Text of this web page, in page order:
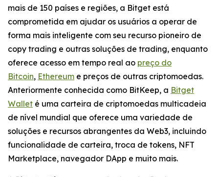
mais de 150 países e regiões, a Bitget está
comprometida em ajudar os usuários a operar de
forma mais inteligente com seu recurso pioneiro de
copy trading e outras soluções de trading, enquanto
oferece acesso em tempo real ao preço do
Bitcoin, Ethereum e preços de outras criptomoedas.
Anteriormente conhecida como BitKeep, a Bitget
Wallet é uma carteira de criptomoedas multicadeia
de nível mundial que oferece uma variedade de
soluções e recursos abrangentes da Web3, incluindo
funcionalidade de carteira, troca de tokens, NFT
Marketplace, navegador DApp e muito mais.